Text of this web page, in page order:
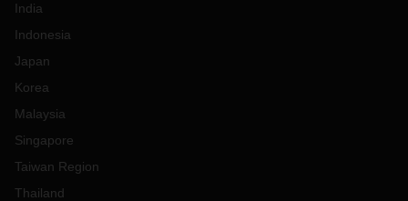
India
Indonesia
Japan
Korea
Malaysia
Singapore
Taiwan Region
Thailand